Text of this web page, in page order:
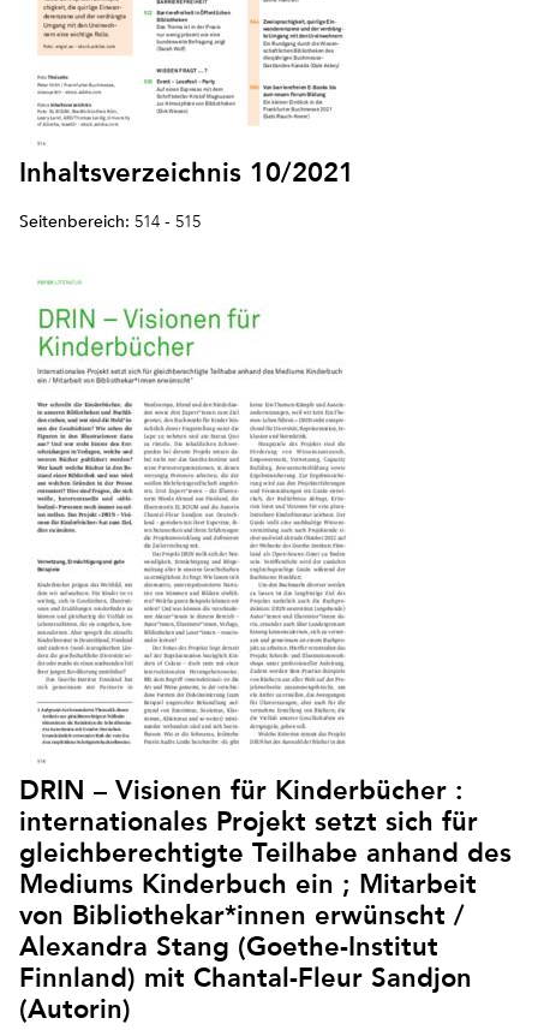
Inhaltsverzeichnis 10/2021
Seitenbereich: 514 - 515
DRIN – Visionen für Kinderbücher :
internationales Projekt setzt sich für
gleichberechtigte Teilhabe anhand des
Mediums Kinderbuch ein ; Mitarbeit
von Bibliothekar*innen erwünscht /
Alexandra Stang (Goethe-Institut
Finnland) mit Chantal-Fleur Sandjon
(Autorin)